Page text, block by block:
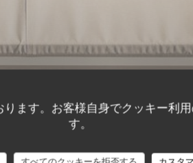
ます。お客様自身でクッキー利
す。